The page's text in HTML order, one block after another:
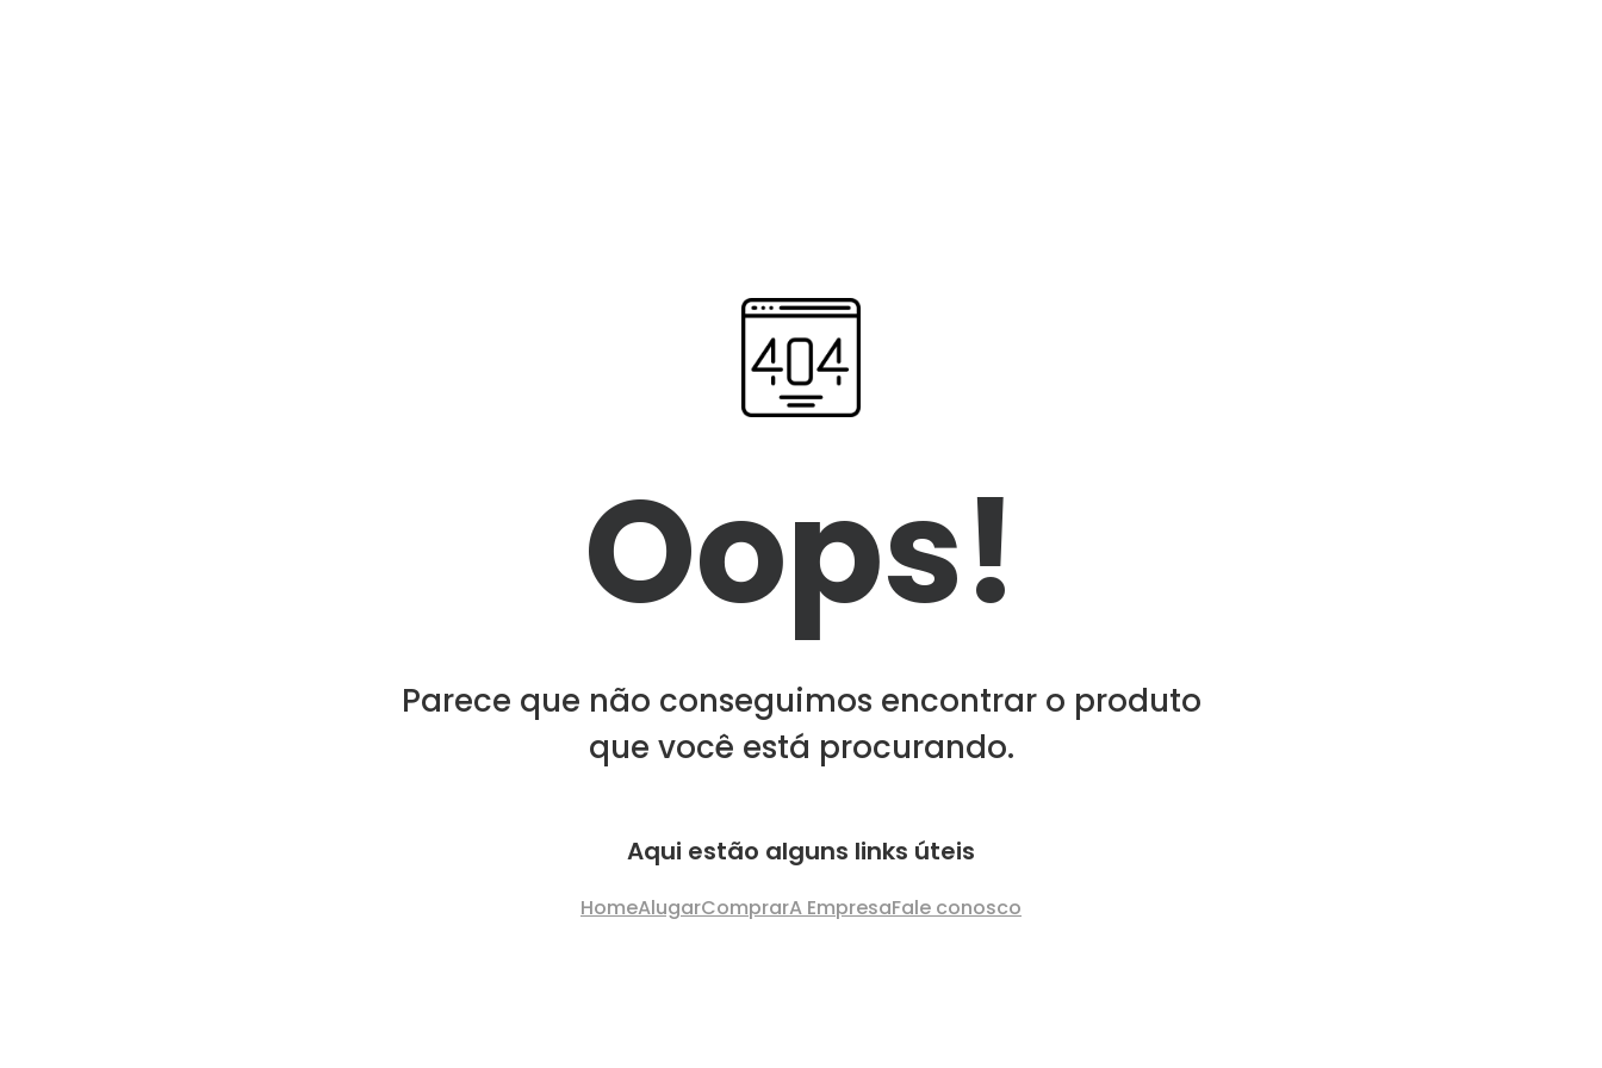
Oops!
Parece que não conseguimos encontrar o produto
que você está procurando.
Aqui estão alguns links úteis
HomeAlugarComprarA EmpresaFale conosco